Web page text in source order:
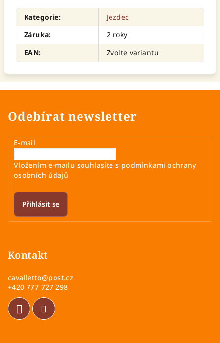
Kategorie:
Jezdec
Záruka:
2 roky
EAN: Zvolte variantu
Odebírat newsletter
E-mail
Vložením e-mailu souhlasíte s podmínkami ochrany
osobních údajů
Přihlásit se
Kontakt
cavalletto@post.cz
+420 777 727 298